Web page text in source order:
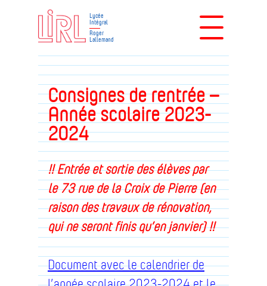
Lycée
Intégral
Roger
Lallemand
Consignes de rentrée –
Année scolaire 2023-
2024
!! Entrée et sortie des élèves par
le 73 rue de la Croix de Pierre (en
raison des travaux de rénovation,
qui ne seront finis qu’en janvier) !!
Document avec le calendrier de